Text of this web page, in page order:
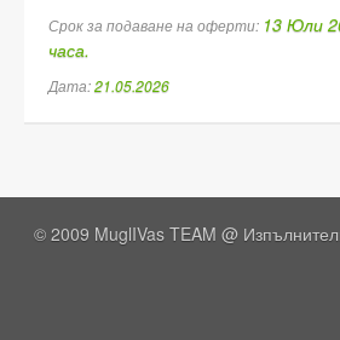
Срок за подаване на оферти: 13 Юли
часа.
Дата:21.05.2026
© 2009 MuglIVas TEAM @